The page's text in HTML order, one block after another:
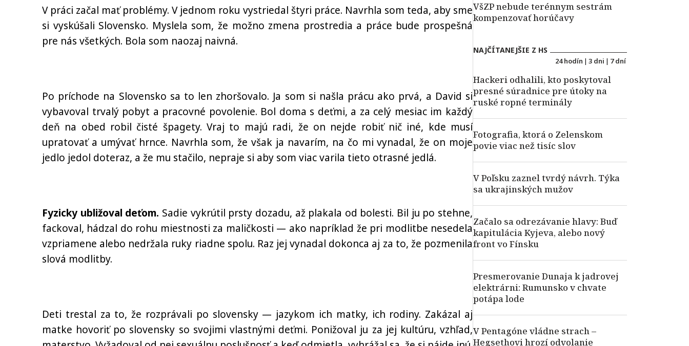
V práci začal mať problémy. V jednom roku vystriedal štyri práce. Navrhla som teda, aby sme
si vyskúšali Slovensko. Myslela som, že možno zmena prostredia a práce bude prospešná
pre nás všetkých. Bola som naozaj naivná.
Po príchode na Slovensko sa to len zhoršovalo. Ja som si našla prácu ako prvá, a David si
vybavoval trvalý pobyt a pracovné povolenie. Bol doma s deťmi, a za celý mesiac im každý
deň na obed robil čisté špagety. Vraj to majú radi, že on nejde robiť nič iné, kde musí
upratovať a umývať hrnce. Navrhla som, že však ja navarím, na čo mi vynadal, že on moje
jedlo jedol doteraz, a že mu stačilo, nepraje si aby som viac varila tieto otrasné jedlá.
Fyzicky ubližoval deťom. Sadie vykrútil prsty dozadu, až plakala od bolesti. Bil ju po stehne,
fackoval, hádzal do rohu miestnosti za maličkosti — ako napríklad že pri modlitbe nesedela
vzpriamene alebo nedržala ruky riadne spolu. Raz jej vynadal dokonca aj za to, že pozmenila
slová modlitby.
Deti trestal za to, že rozprávali po slovensky — jazykom ich matky, ich rodiny. Zakázal aj
matke hovoriť po slovensky so svojimi vlastnými deťmi. Ponižoval ju za jej kultúru, vzhľad,
VšZP nebude terénnym sestrám
kompenzovať horúčavy
NAJČÍTANEJŠIE Z HS
24 hodín | 3 dni | 7 dní
Hackeri odhalili, kto poskytoval
presné súradnice pre útoky na
ruské ropné terminály
Fotografia, ktorá o Zelenskom
povie viac než tisíc slov
V Poľsku zaznel tvrdý návrh. Týka
sa ukrajinských mužov
Začalo sa odrezávanie hlavy: Buď
kapitulácia Kyjeva, alebo nový
front vo Fínsku
Presmerovanie Dunaja k jadrovej
elektrárni: Rumunsko v chvate
potápa lode
V Pentagóne vládne strach –
Hegsethovi hrozí odvolanie